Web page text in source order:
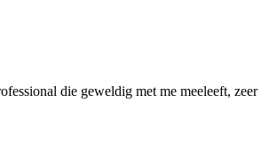
die geweldig met me meeleeft, zeer